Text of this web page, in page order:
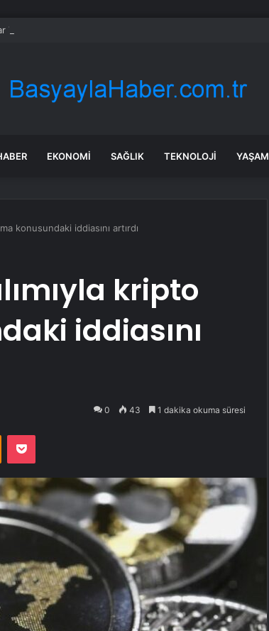
Tam Doldu, Su Salımı Başladı
EKONOMI SAĞLIK TEKNOLOJI YAŞAM
konusundaki iddiasını artırdı
kripto
iddiasını
0 43 1 dakika okuma süresi
Odnoklassniki
Pocket